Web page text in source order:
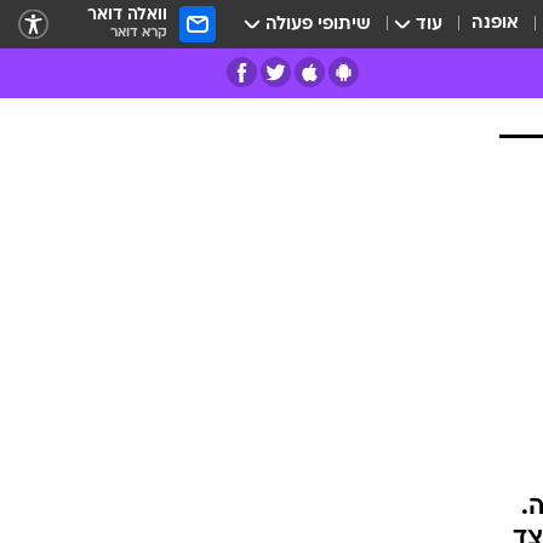
אופנה עוד שיתופי פעולה וואלה דואר
קרא דואר